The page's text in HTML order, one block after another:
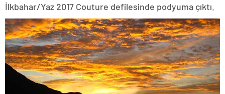
İlkbahar/Yaz 2017 Couture defilesinde podyuma çıktı.